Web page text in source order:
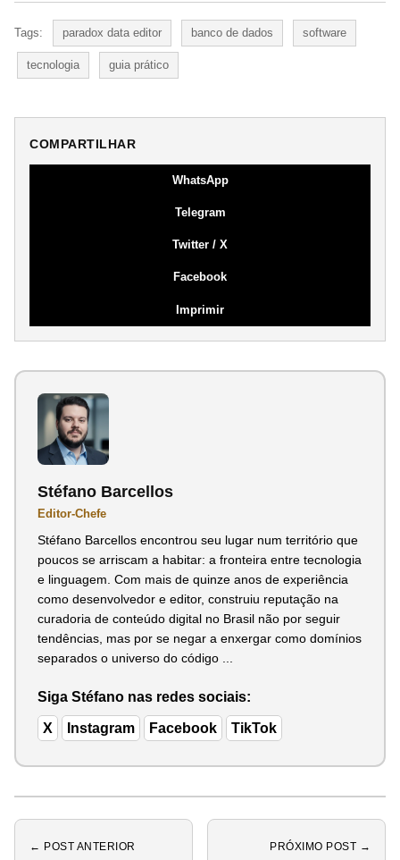
Tags: paradox data editor banco de dados software
tecnologia guia prático
COMPARTILHAR
WhatsApp
Telegram
Twitter / X
Facebook
Imprimir
Stéfano Barcellos
Editor-Chefe
Stéfano Barcellos encontrou seu lugar num território que
poucos se arriscam a habitar: a fronteira entre tecnologia
e linguagem. Com mais de quinze anos de experiência
como desenvolvedor e editor, construiu reputação na
curadoria de conteúdo digital no Brasil não por seguir
tendências, mas por se negar a enxergar como domínios
separados o universo do código ...
Siga Stéfano nas redes sociais:
X Instagram Facebook TikTok
← POST ANTERIOR PRÓXIMO POST →